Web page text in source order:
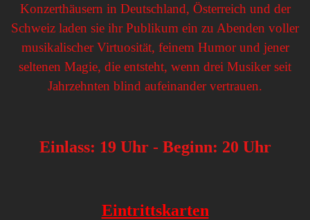
Konzerthäusern in Deutschland, Österreich und der
Schweiz laden sie ihr Publikum ein zu Abenden voller
musikalischer Virtuosität, feinem Humor und jener
seltenen Magie, die entsteht, wenn drei Musiker seit
Jahrzehnten blind aufeinander vertrauen.
Einlass: 19 Uhr - Beginn: 20 Uhr
Eintrittskarten